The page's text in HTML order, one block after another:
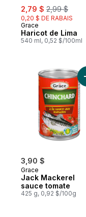
sale:
2,79 $ , formerly:
2,99 $
0,20 $ DE RABAIS
Grace
Haricot de Lima
540 ml, 0,52 $/100ml
3,90 $
Grace
Jack Mackerel
sauce tomate
425 g, 0,92 $/100g